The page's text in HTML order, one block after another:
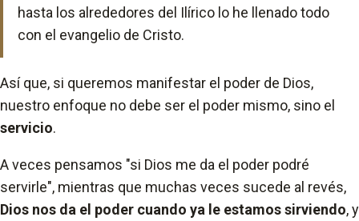
hasta los alrededores del Ilírico lo he llenado todo
con el evangelio de Cristo.
Así que, si queremos manifestar el poder de Dios,
nuestro enfoque no debe ser el poder mismo, sino el
servicio.
A veces pensamos "si Dios me da el poder podré
servirle", mientras que muchas veces sucede al revés,
Dios nos da el poder cuando ya le estamos sirviendo, y